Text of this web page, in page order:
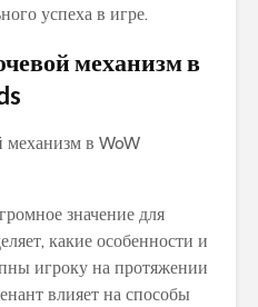
успеха в игре.
механизм в
значение для
какие особенности и
игроку на протяжении
влияет на способы